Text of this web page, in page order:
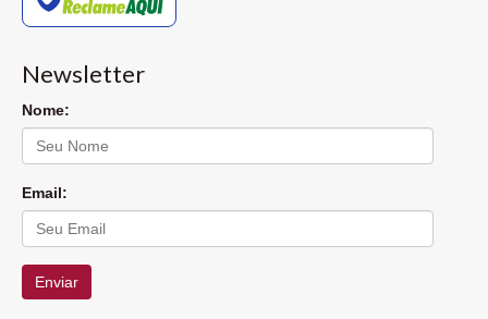
Newsletter
Nome:
Email:
Enviar